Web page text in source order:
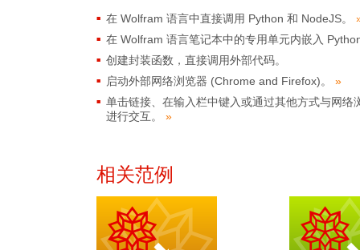
在 Wolfram 语言中直接调用 Python 和 NodeJS。
在 Wolfram 语言笔记本中的专用单元内嵌入
创建封装函数，直接调用外部代码。
启动外部网络浏览器 (Chrome and Firefox)。 »
单击链接、在输入栏中键入或通过其他方式与网络
进行交互。 »
相关范例